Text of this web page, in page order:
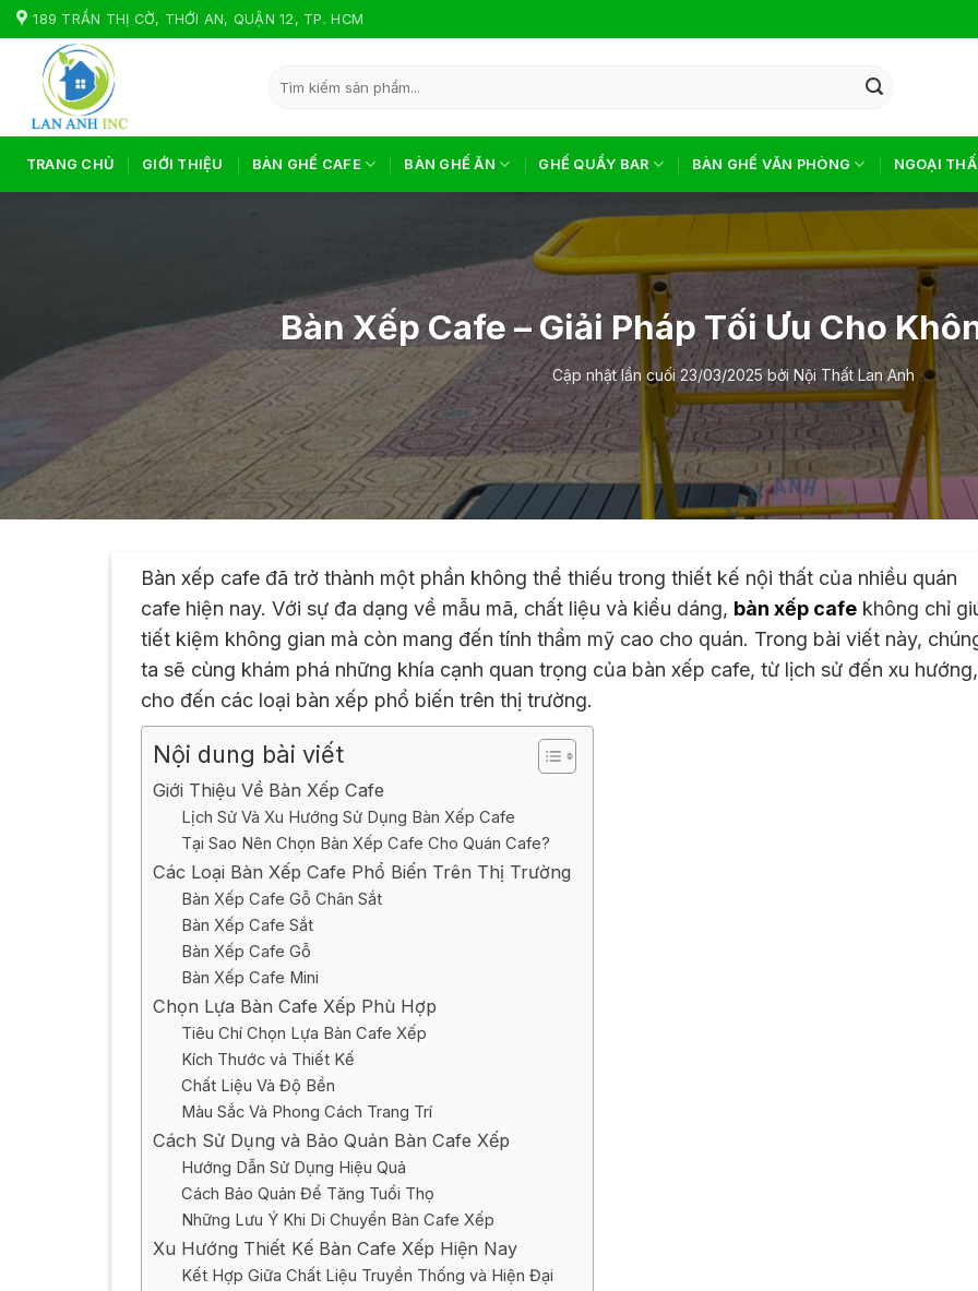
Skip
to
content
189 TRẦN THỊ CỜ, THỚI AN, QUẬN 12, TP. HCM
kiếm:
TRANG CHỦ GIỚI THIỆU BÀN GHẾ CAFE BÀN GHẾ ĂN GHẾ QUẦY BAR BÀN GHẾ VĂN PHÒNG NGOẠI
Bàn Xếp Cafe – Giải Pháp Tối Ưu Cho
Cập nhật lần cuối 23/03/2025 bởi Nội Thất Lan Anh
Bàn xếp cafe đã trở thành một phần không thể thiếu trong thiết kế nội thất của nhiều quán
cafe hiện nay. Với sự đa dạng về mẫu mã, chất liệu và kiểu dáng, bàn xếp cafe không chỉ
tiết kiệm không gian mà còn mang đến tính thẩm mỹ cao cho quán. Trong bài viết này,
ta sẽ cùng khám phá những khía cạnh quan trọng của bàn xếp cafe, từ lịch sử đến xu hướng,
cho đến các loại bàn xếp phổ biến trên thị trường.
Nội dung bài viết
Giới Thiệu Về Bàn Xếp Cafe
Lịch Sử Và Xu Hướng Sử Dụng Bàn Xếp Cafe
Tại Sao Nên Chọn Bàn Xếp Cafe Cho Quán Cafe?
Các Loại Bàn Xếp Cafe Phổ Biến Trên Thị Trường
Bàn Xếp Cafe Gỗ Chân Sắt
Bàn Xếp Cafe Sắt
Bàn Xếp Cafe Gỗ
Bàn Xếp Cafe Mini
Chọn Lựa Bàn Cafe Xếp Phù Hợp
Tiêu Chí Chọn Lựa Bàn Cafe Xếp
Kích Thước và Thiết Kế
Chất Liệu Và Độ Bền
Màu Sắc Và Phong Cách Trang Trí
Cách Sử Dụng và Bảo Quản Bàn Cafe Xếp
Hướng Dẫn Sử Dụng Hiệu Quả
Cách Bảo Quản Để Tăng Tuổi Thọ
Những Lưu Ý Khi Di Chuyển Bàn Cafe Xếp
Xu Hướng Thiết Kế Bàn Cafe Xếp Hiện Nay
Kết Hợp Giữa Chất Liệu Truyền Thống và Hiện Đại